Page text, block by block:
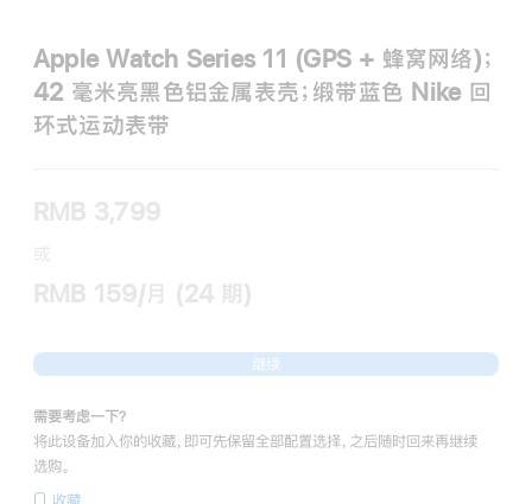
Apple Watch Series 11 (GPS + 蜂窝网络)；
42 毫米亮黑色铝金属表壳；缎带蓝色 Nike 回
环式运动表带
RMB 3,799
或
RMB 159/月 (24 期)
继续
需要考虑一下？
将此设备加入你的收藏，即可先保留全部配置选择，之后随时回来再继续
选购。
收藏